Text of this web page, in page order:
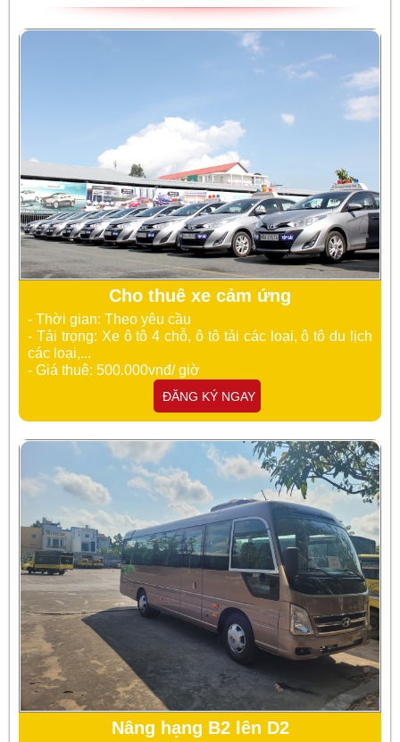
Cho thuê xe cảm ứng
- Thời gian: Theo yêu cầu
- Tải trọng: Xe ô tô 4 chỗ, ô tô tải các loại, ô tô du lịch
các loại,...
- Giá thuê: 500.000vnđ/ giờ
ĐĂNG KÝ NGAY
Nâng hạng B2 lên D2